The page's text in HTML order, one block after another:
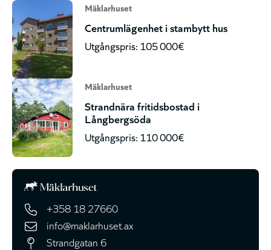
Mäklarhuset
Centrumlägenhet i stambytt hus
Utgångspris: 105 000€
Mäklarhuset
Strandnära fritidsbostad i
Långbergsöda
Utgångspris: 110 000€
+358 18 27660
info@maklarhuset.ax
Strandgatan 6